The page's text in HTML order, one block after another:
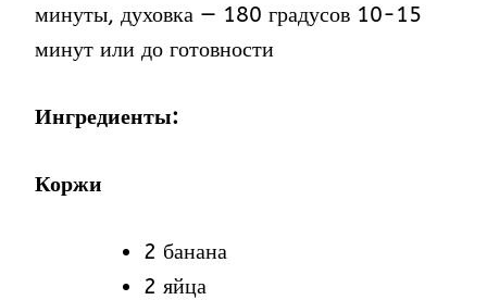
минуты, духовка — 180 градусов 10-15
минут или до готовности
Ингредиенты:
Коржи
2 банана
2 яйца